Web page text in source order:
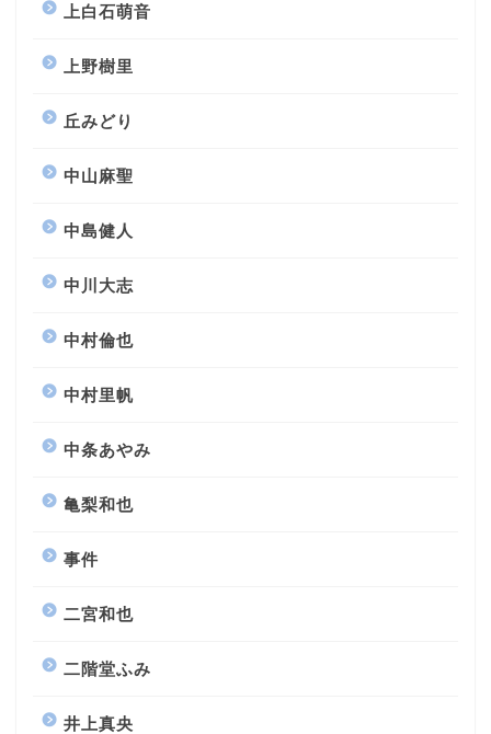
上白石萌音
上野樹里
丘みどり
中山麻聖
中島健人
中川大志
中村倫也
中村里帆
中条あやみ
亀梨和也
事件
二宮和也
二階堂ふみ
井上真央